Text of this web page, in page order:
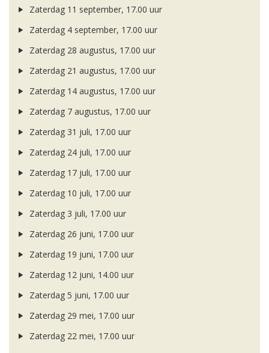
Zaterdag 11 september, 17.00 uur
Zaterdag 4 september, 17.00 uur
Zaterdag 28 augustus, 17.00 uur
Zaterdag 21 augustus, 17.00 uur
Zaterdag 14 augustus, 17.00 uur
Zaterdag 7 augustus, 17.00 uur
Zaterdag 31 juli, 17.00 uur
Zaterdag 24 juli, 17.00 uur
Zaterdag 17 juli, 17.00 uur
Zaterdag 10 juli, 17.00 uur
Zaterdag 3 juli, 17.00 uur
Zaterdag 26 juni, 17.00 uur
Zaterdag 19 juni, 17.00 uur
Zaterdag 12 juni, 14.00 uur
Zaterdag 5 juni, 17.00 uur
Zaterdag 29 mei, 17.00 uur
Zaterdag 22 mei, 17.00 uur